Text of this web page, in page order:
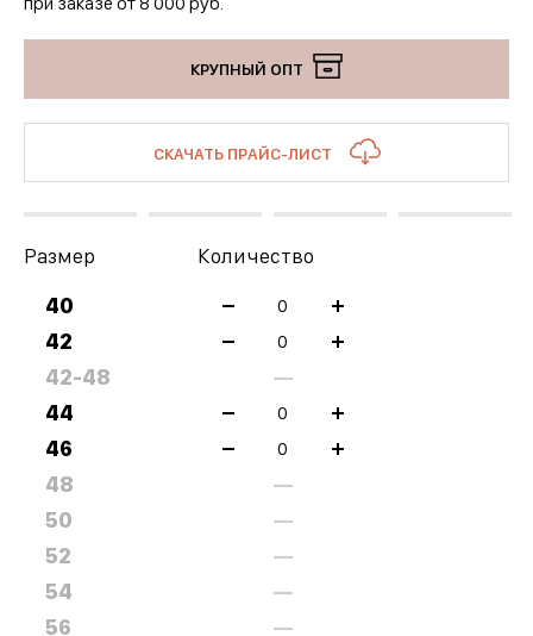
КРУПНЫЙ ОПТ
СКАЧАТЬ ПРАЙС-ЛИСТ
Размер Количество
40
42
42-48
44
46
48
50
52
54
56
—
—
—
—
—
—